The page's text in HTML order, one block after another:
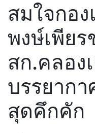
สมใจกอ
พงษ์เพีย
สก.คลอง
บรรยาก
สุดคึกคัก